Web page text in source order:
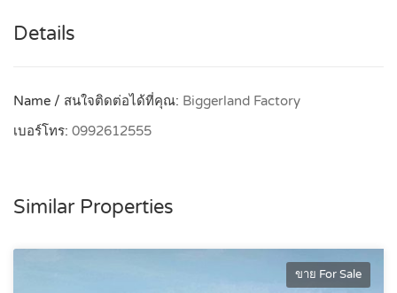
Details
Name / สนใจติดต่อได้ที่คุณ: Biggerland Factory
เบอร์โทร: 0992612555
Similar Properties
ขาย For Sale